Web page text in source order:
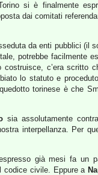
si è finalmente
dai comitati
da enti pubblici (il
potrebbe facilmente
c’era scritto
lo statuto e
torinese è che
sia assolutamente
interpellanza. Per
già mesi fa un
codice civile. Eppure a